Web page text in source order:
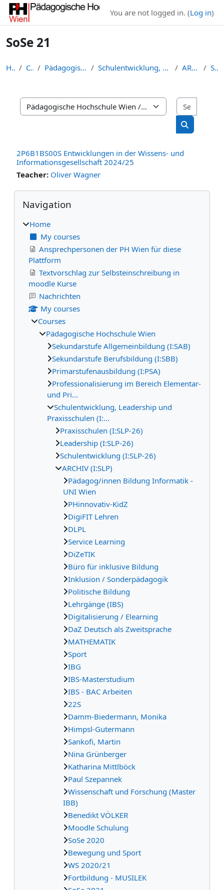
Skip to main content
You are not logged in. (Log in)
SoSe 21
Home Courses Pädagogische Hochschule Wien Schulentwicklung, Leadership und Praxisschulen (I:... ARCHIV (I:SLP) SoSe 21
Course categories
Search
2P6B1BS00S Entwicklungen in der Wissens- und
Informationsgesellschaft 2024/25
Teacher: Oliver Wagner
Blocks
Skip Navigation
Navigation
Home
My courses
Ansprechpersonen der PH Wien für diese
Plattform
Textvorschlag zur Selbsteinschreibung in
moodle Kurse
Nachrichten
My courses
Courses
Pädagogische Hochschule Wien
Sekundarstufe Allgemeinbildung (I:SAB)
Sekundarstufe Berufsbildung (I:SBB)
Primarstufenausbildung (I:PSA)
Professionalisierung im Bereich Elementar-
und Pri...
Schulentwicklung, Leadership und
Praxisschulen (I:...
Praxisschulen (I:SLP-26)
Leadership (I:SLP-26)
Schulentwicklung (I:SLP-26)
ARCHIV (I:SLP)
Pädagog/innen Bildung Informatik -
UNI Wien
PHinnovativ-KidZ
DigiFIT Lehren
DLPL
Service Learning
DiZeTIK
Büro für inklusive Bildung
Inklusion / Sonderpädagogik
Politische Bildung
Lehrgänge (IBS)
Digitalisierung / Elearning
DaZ Deutsch als Zweitsprache
MATHEMATIK
Sport
IBG
IBS-Masterstudium
IBS - BAC Arbeiten
22S
Damm-Biedermann, Monika
Himpsl-Gutermann
Sankofi, Martin
Nina Grünberger
Katharina Mittlböck
Paul Szepannek
Wissenschaft und Forschung (Master
IBB)
Benedikt VÖLKER
Moodle Schulung
SoSe 2020
Bewegung und Sport
WS 2020/21
Fortbildung - MUSILEK